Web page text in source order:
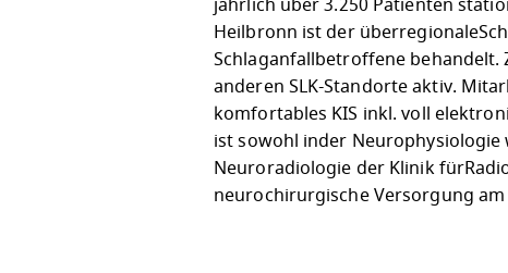
Heilbronn ist der
Schlaganfallbetroffene
anderen SLK-Standorte aktiv.
komfortables KIS inkl. voll
ist sowohl inder
Neuroradiologie der Klinik
neurochirurgische Versorgung